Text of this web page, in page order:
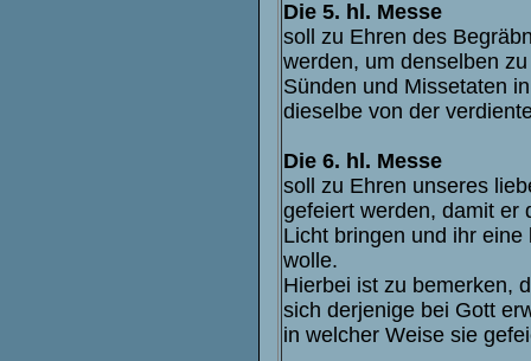
Die 5. hl. Messe
soll zu Ehren des
werden, um denselben
Sünden und Missetaten
dieselbe von der
Die 6. hl. Messe
soll zu Ehren unseres
gefeiert werden, damit er
Licht bringen und ihr
wolle.
Hierbei ist zu bemerken,
sich derjenige bei Gott
in welcher Weise sie